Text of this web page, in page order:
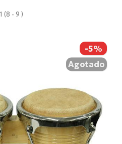
(8 - 9 )
-5%
Agotado